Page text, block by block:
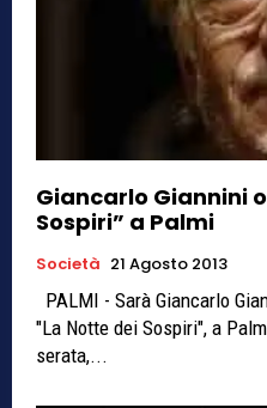
Giancarlo Giannini
Sospiri” a Palmi
Società 21 Agosto 2013
"La Notte dei Sospiri", a
serata,...